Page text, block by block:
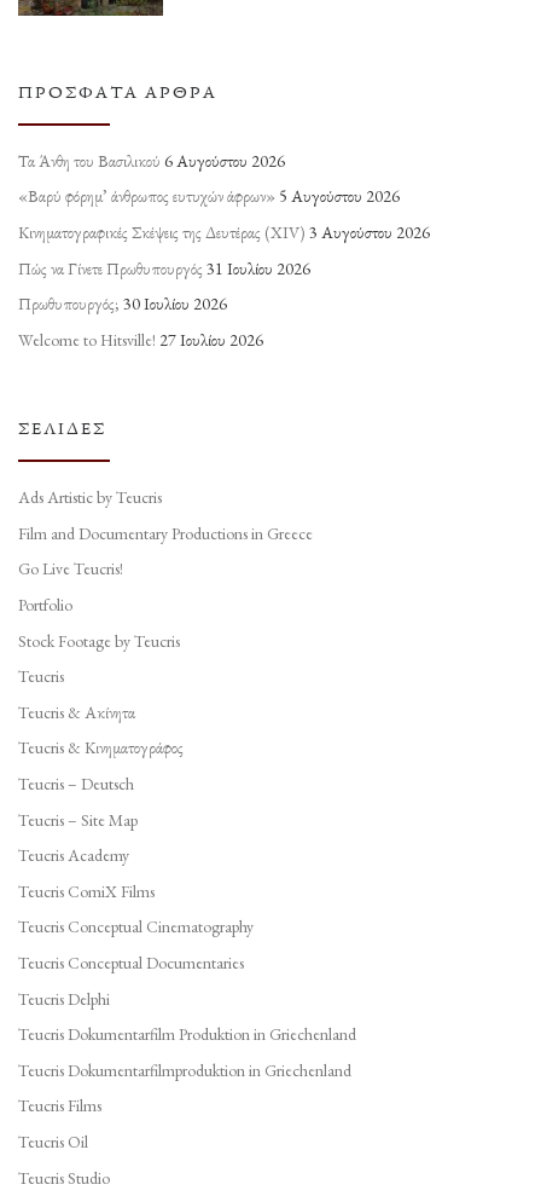
ΠΡΌΣΦΑΤΑ ΆΡΘΡΑ
Τα Άνθη του Βασιλικού 6 Αυγούστου 2026
«Βαρύ φόρημ’ άνθρωπος ευτυχών άφρων» 5 Αυγούστου 2026
Κινηματογραφικές Σκέψεις της Δευτέρας (ΧΙV) 3 Αυγούστου 2026
Πώς να Γίνετε Πρωθυπουργός 31 Ιουλίου 2026
Πρωθυπουργός; 30 Ιουλίου 2026
Welcome to Hitsville! 27 Ιουλίου 2026
ΣΕΛΊΔΕΣ
Ads Artistic by Teucris
Film and Documentary Productions in Greece
Go Live Teucris!
Portfolio
Stock Footage by Teucris
Teucris
Teucris & Ακίνητα
Teucris & Κινηματογράφος
Teucris – Deutsch
Teucris – Site Map
Teucris Academy
Teucris ComiX Films
Teucris Conceptual Cinematography
Teucris Conceptual Documentaries
Teucris Delphi
Teucris Dokumentarfilm Produktion in Griechenland
Teucris Dokumentarfilmproduktion in Griechenland
Teucris Films
Teucris Oil
Teucris Studio